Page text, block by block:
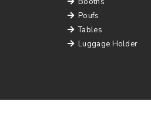
Poufs
Tables
Luggage Holder